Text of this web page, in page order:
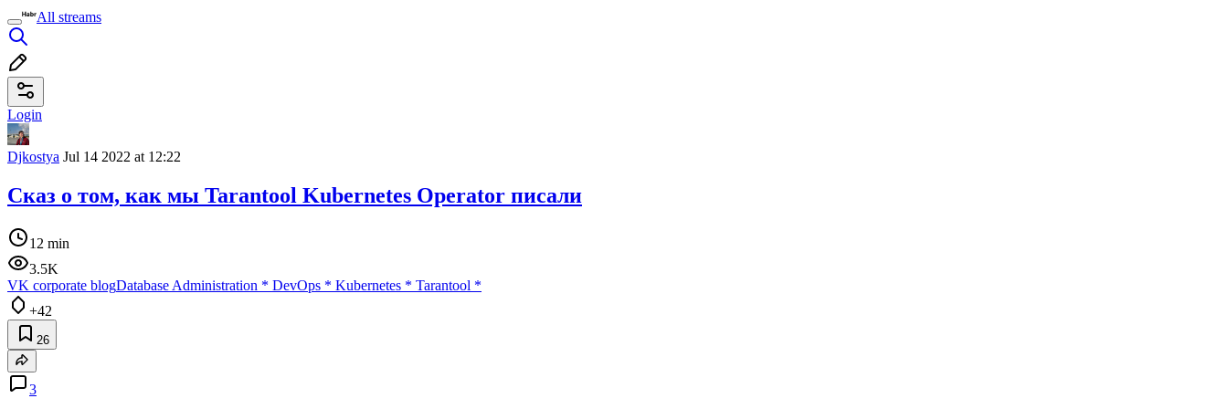
All streams
Login
Djkostya Jul 14 2022 at 12:22
Сказ о том, как мы Tarantool Kubernetes Operator писали
12 min
3.5K
VK corporate blogDatabase Administration * DevOps * Kubernetes * Tarantool *
+42
26
3